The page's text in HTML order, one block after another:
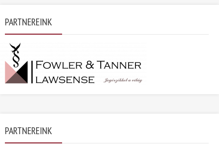
PARTNEREINK
PARTNEREINK